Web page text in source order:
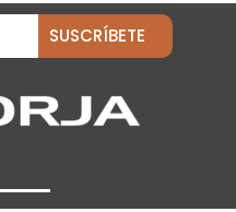
SUSCRÍBETE